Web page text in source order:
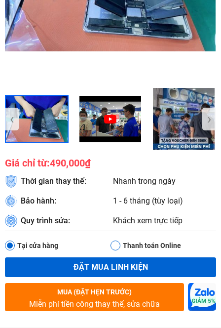
‹ ›
Giá chỉ từ:490,000₫
Thời gian thay thế: Nhanh trong ngày
Bảo hành: 1 - 6 tháng (tùy loại)
Quy trình sửa: Khách xem trực tiếp
Tại cửa hàng Thanh toán Online
ĐẶT MUA LINH KIỆN
MUA (ĐẶT HẸN TRƯỚC)
Miễn phí tiền công thay thế, sửa chữa